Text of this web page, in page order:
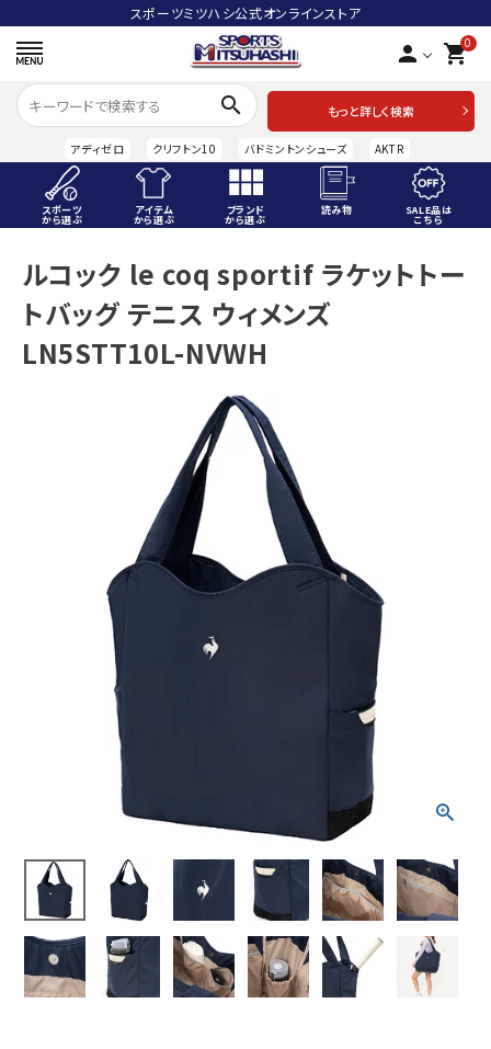
スポーツミツハシ公式オンラインストア
person 0
shopping_cart
search
もっと詳しく検索
アディゼロ クリフトン10 バドミントンシューズ AKTR
スポーツ
から選ぶ
アイテム
から選ぶ
ブランド
から選ぶ
読み物 SALE品は
こちら
ACCOUNT MENU
ようこそ ゲスト 様
meeting_room ログイン person 会員登録
SALE品はこちら
INFORMATIOM
ルコック le coq sportif ラケットトー
トバッグ テニス ウィメンズ
LN5STT10L-NVWH